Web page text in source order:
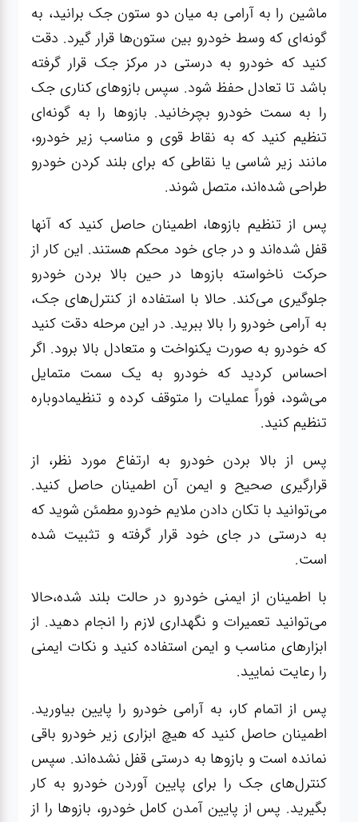
ماشین را به آرامی به میان دو ستون جک برانید، به
گونه‌ای که وسط خودرو بین ستون‌ها قرار گیرد. دقت
کنید که خودرو به درستی در مرکز جک قرار گرفته
باشد تا تعادل حفظ شود. سپس بازوهای کناری جک
را به سمت خودرو بچرخانید. بازوها را به گونه‌ای
تنظیم کنید که به نقاط قوی و مناسب زیر خودرو،
مانند زیر شاسی یا نقاطی که برای بلند کردن خودرو
طراحی شده‌اند، متصل شوند.
پس از تنظیم بازوها، اطمینان حاصل کنید که آنها
قفل شده‌اند و در جای خود محکم هستند. این کار از
حرکت ناخواسته بازوها در حین بالا بردن خودرو
جلوگیری می‌کند. حالا با استفاده از کنترل‌های جک،
به آرامی خودرو را بالا ببرید. در این مرحله دقت کنید
که خودرو به صورت یکنواخت و متعادل بالا برود. اگر
احساس کردید که خودرو به یک سمت متمایل
می‌شود، فوراً عملیات را متوقف کرده و تنظیمادوباره
تنظیم کنید.
پس از بالا بردن خودرو به ارتفاع مورد نظر، از
قرارگیری صحیح و ایمن آن اطمینان حاصل کنید.
می‌توانید با تکان دادن ملایم خودرو مطمئن شوید که
به درستی در جای خود قرار گرفته و تثبیت شده
است.
با اطمینان از ایمنی خودرو در حالت بلند شده،حالا
می‌توانید تعمیرات و نگهداری لازم را انجام دهید. از
ابزارهای مناسب و ایمن استفاده کنید و نکات ایمنی
را رعایت نمایید.
پس از اتمام کار، به آرامی خودرو را پایین بیاورید.
اطمینان حاصل کنید که هیچ ابزاری زیر خودرو باقی
نمانده است و بازوها به درستی قفل نشده‌اند. سپس
کنترل‌های جک را برای پایین آوردن خودرو به کار
بگیرید. پس از پایین آمدن کامل خودرو، بازوها را از